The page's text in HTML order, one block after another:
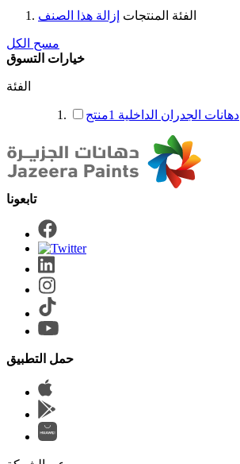
الفئة المنتجات إزالة هذا الصنف
مسح الكل
خيارات التسوق
الفئة
دهانات الجدران الداخلية 1منتج
حمل التطبيق